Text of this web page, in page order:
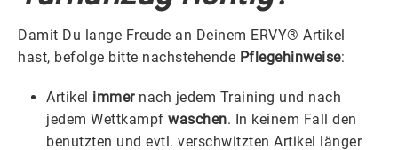
Damit Du lange Freude an Deinem ERVY® Artikel
hast, befolge bitte nachstehende Pflegehinweise:
Artikel immernach jedem Training und nach
jedem Wettkampf waschen. In keinem Fall den
benutzten und evtl. verschwitzten Artikel länger